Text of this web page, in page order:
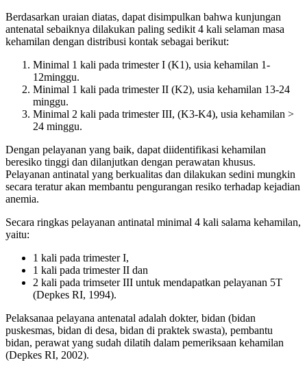
Berdasarkan uraian diatas, dapat disimpulkan bahwa kunjungan
antenatal sebaiknya dilakukan paling sedikit 4 kali selaman masa
kehamilan dengan distribusi kontak sebagai berikut:
Minimal 1 kali pada trimester I (K1), usia kehamilan 1-
12minggu.
Minimal 1 kali pada trimester II (K2), usia kehamilan 13-24
minggu.
Minimal 2 kali pada trimester III, (K3-K4), usia kehamilan >
24 minggu.
Dengan pelayanan yang baik, dapat diidentifikasi kehamilan
beresiko tinggi dan dilanjutkan dengan perawatan khusus.
Pelayanan antinatal yang berkualitas dan dilakukan sedini mungkin
secara teratur akan membantu pengurangan resiko terhadap kejadian
anemia.
Secara ringkas pelayanan antinatal minimal 4 kali salama kehamilan,
yaitu:
1 kali pada trimester I,
1 kali pada trimester II dan
2 kali pada trimseter III untuk mendapatkan pelayanan 5T
(Depkes RI, 1994).
Pelaksanaa pelayana antenatal adalah dokter, bidan (bidan
puskesmas, bidan di desa, bidan di praktek swasta), pembantu
bidan, perawat yang sudah dilatih dalam pemeriksaan kehamilan
(Depkes RI, 2002).